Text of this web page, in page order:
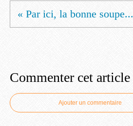
« Par ici, la bonne soupe...
Commenter cet article
Ajouter un commentaire